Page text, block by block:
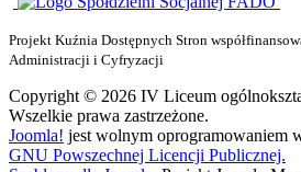
Projekt Kuźnia Dostępnych Stron
Administracji i Cyfryzacji
Copyright © 2026 IV Liceum
Wszelkie prawa zastrzeżone.
Joomla! jest wolnym oprogramowaniem
GNU Powszechnej Licencji Publicznej.